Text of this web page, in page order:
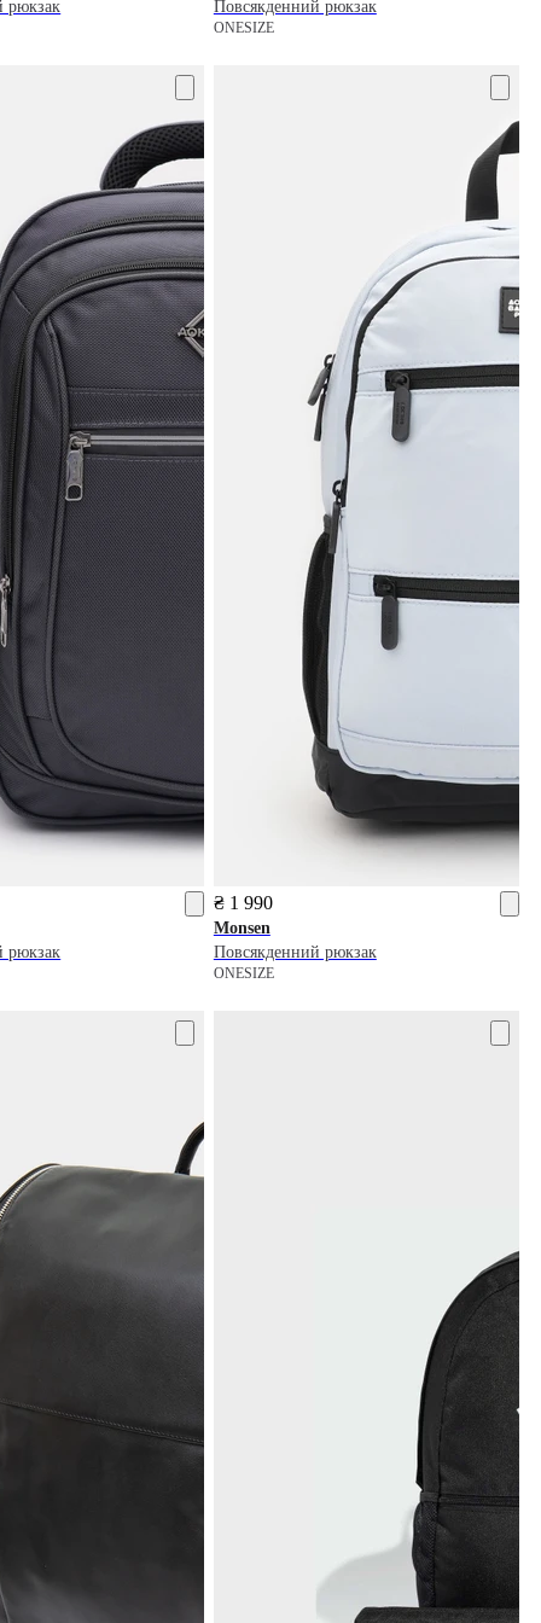
рюкзак Повсякденний рюкзак
ONESIZE
рюкзак
₴ 1 990
Monsen
Повсякденний рюкзак
ONESIZE